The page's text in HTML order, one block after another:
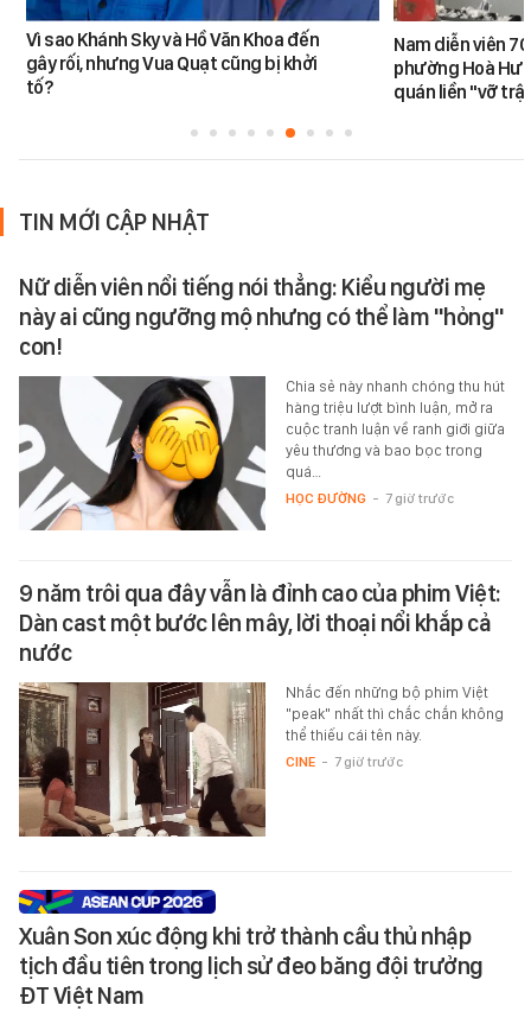
Vì sao Khánh Sky và Hồ Văn Khoa đến
gây rối, nhưng Vua Quạt cũng bị khởi
tố?
Nam diễn viên
phường Hoà
quán liền "vỡ
TIN MỚI CẬP NHẬT
Nữ diễn viên nổi tiếng nói thẳng: Kiểu người mẹ
này ai cũng ngưỡng mộ nhưng có thể làm "hỏng"
con!
Chia sẻ này nhanh chóng thu hút
hàng triệu lượt bình luận, mở ra
cuộc tranh luận về ranh giới giữa
yêu thương và bao bọc trong
quá…
HỌC ĐƯỜNG - 7 giờ trước
9 năm trôi qua đây vẫn là đỉnh cao của phim Việt:
Dàn cast một bước lên mây, lời thoại nổi khắp cả
nước
Nhắc đến những bộ phim Việt
"peak" nhất thì chắc chắn không
thể thiếu cái tên này.
CINE - 7 giờ trước
Xuân Son xúc động khi trở thành cầu thủ nhập
tịch đầu tiên trong lịch sử đeo băng đội trưởng
ĐT Việt Nam